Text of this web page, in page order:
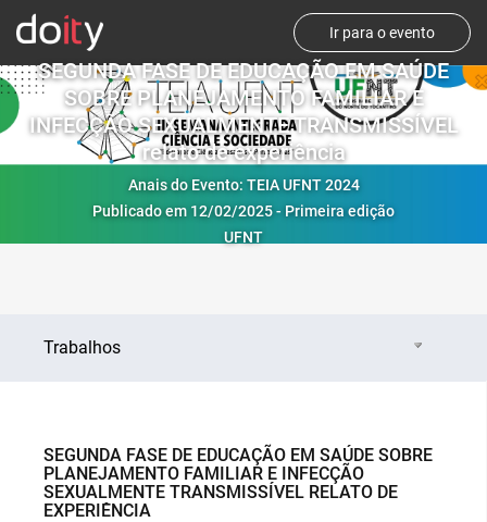
Ir para o evento
SEGUNDA FASE DE EDUCAÇÃO EM SAÚDE
SOBRE PLANEJAMENTO FAMILIAR E
INFECÇÃO SEXUALMENTE TRANSMISSÍVEL
relato de experiência
Anais do Evento: TEIA UFNT 2024
Publicado em 12/02/2025 - Primeira edição
UFNT
Trabalhos
SEGUNDA FASE DE EDUCAÇÃO EM SAÚDE SOBRE
PLANEJAMENTO FAMILIAR E INFECÇÃO
SEXUALMENTE TRANSMISSÍVEL RELATO DE
EXPERIÊNCIA